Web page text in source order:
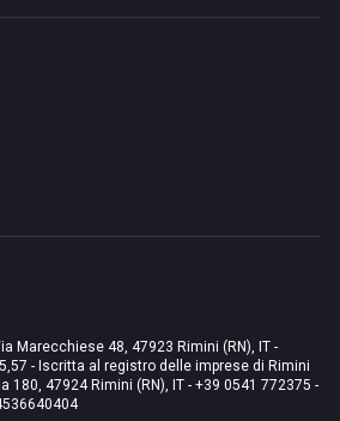
Marecchiese 48, 47923 Rimini (RN), IT -
- Iscritta al registro delle imprese di Rimini
180, 47924 Rimini (RN), IT - +39 0541 772375 -